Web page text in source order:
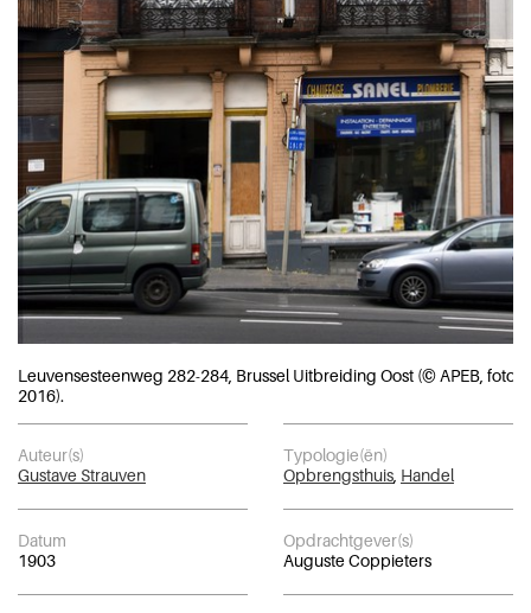
Leuvensesteenweg 282-284, Brussel Uitbreiding Oost (© APEB, foto
2016).
Auteur(s)
Gustave Strauven
Typologie(ën)
Opbrengsthuis Handel
Datum
1903
Opdrachtgever(s)
Auguste Coppieters